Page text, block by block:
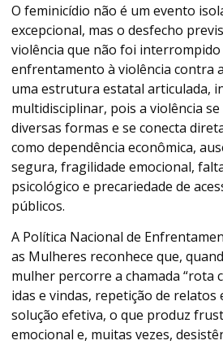
O feminicídio não é um evento
excepcional, mas o desfecho
violência que não foi interrompido
enfrentamento à violência contra
uma estrutura estatal articulada,
multidisciplinar, pois a violência
diversas formas e se conecta
como dependência econômica,
segura, fragilidade emocional,
psicológico e precariedade de
públicos.
A Política Nacional de
as Mulheres reconhece que,
mulher percorre a chamada “rota
idas e vindas, repetição de relatos
solução efetiva, o que produz
emocional e, muitas vezes,